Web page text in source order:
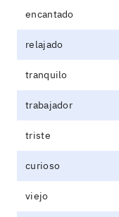
encantado
relajado
tranquilo
trabajador
triste
curioso
viejo